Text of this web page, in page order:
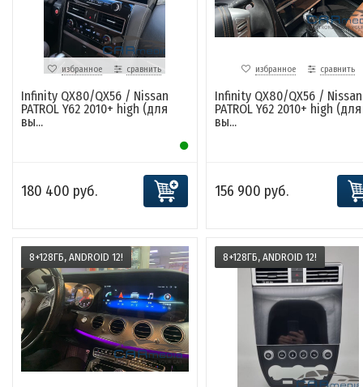
избранное сравнить
Infinity QX80/QX56 / Nissan
PATROL Y62 2010+ high (для
вы...
180 400 руб.
избранное сравнить
Infinity QX80/QX56 / Nissan
PATROL Y62 2010+ high (для
вы...
156 900 руб.
8+128ГБ, ANDROID 12! 8+128ГБ, ANDROID 12!